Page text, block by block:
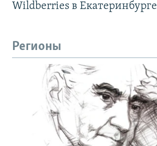
Wildberries в Екатеринбурге
Регионы